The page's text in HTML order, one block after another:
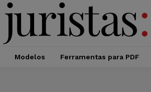
Modelos Ferramentas para PDF